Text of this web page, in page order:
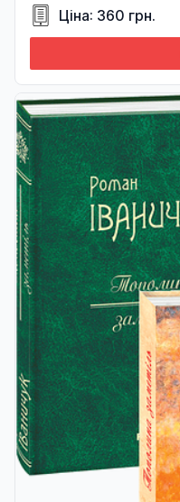
Ціна: 360 грн.